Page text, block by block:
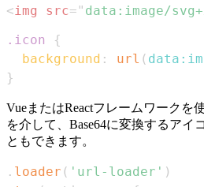
<img src= " data:image/
.icon
{
background : url (
}
VueまたはReactフレームワークを
を介して、Base64に変換するアイ
ともできます。
. loader ( 'url-loader' )